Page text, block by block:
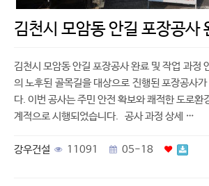
김천시 모암동 안길 포장공사
김천시 모암동 안길 포장공사 완료 및 작업 과정
의 노후된 골목길을 대상으로 진행된 포장공사
다. 이번 공사는 주민 안전 확보와 쾌적한 도로환
계적으로 시행되었습니다. 공사 과정 상세 …
강우건설 11091 05-18